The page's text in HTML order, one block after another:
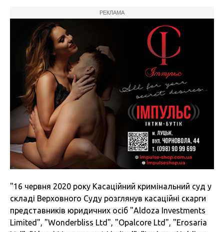
РЕКЛАМА
"16 червня 2020 року Касаційний кримінальний суд у
складі Верховного Суду розглянув касаційні скарги
представників юридичних осіб "Aldoza Investments
Limited", "Wonderbliss Ltd", "Opalcore Ltd", "Erosaria